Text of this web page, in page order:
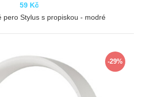
59 Kč
pero Stylus s propiskou - modré
-29%